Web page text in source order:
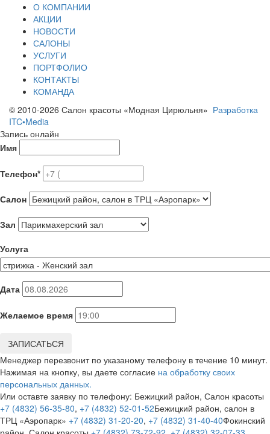
О КОМПАНИИ
АКЦИИ
НОВОСТИ
САЛОНЫ
УСЛУГИ
ПОРТФОЛИО
КОНТАКТЫ
КОМАНДА
© 2010-2026 Салон красоты «Модная Цирюльня» Разработка
ITC•Media
Запись онлайн
Имя
Телефон*
Салон
Зал
Услуга
Дата
Желаемое время
ЗАПИСАТЬСЯ
Менеджер перезвонит по указаному телефону в течение 10 минут.
Нажимая на кнопку, вы даете согласие на обработку своих
персональных данных.
Или оставте заявку по телефону: Бежицкий район, Салон красоты
+7 (4832) 56-35-80, +7 (4832) 52-01-52Бежицкий район, салон в
ТРЦ «Аэропарк» +7 (4832) 31-20-20, +7 (4832) 31-40-40Фокинский